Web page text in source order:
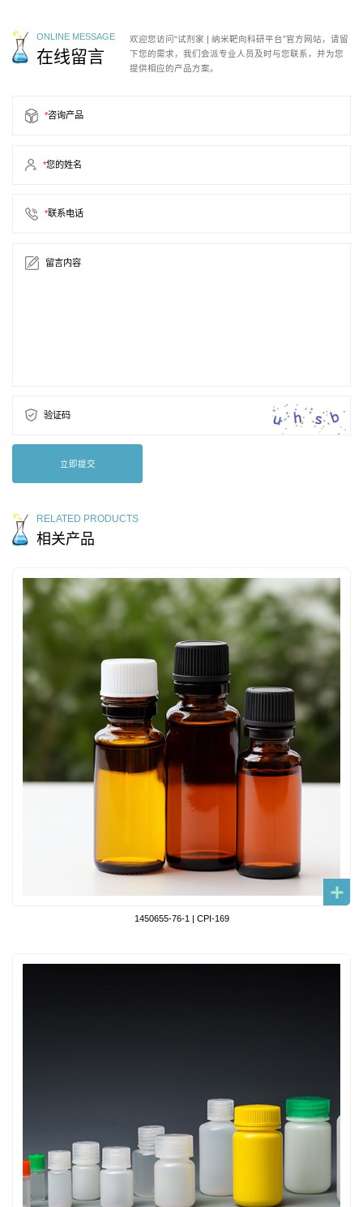
ONLINE MESSAGE
在线留言
欢迎您访问“试剂家 | 纳米靶向科研平台”官方网站，请留
下您的需求，我们会派专业人员及时与您联系，并为您
提供相应的产品方案。
*咨询产品
*您的姓名
*联系电话
留言内容
验证码
立即提交
RELATED PRODUCTS
相关产品
1450655-76-1 | CPI-169